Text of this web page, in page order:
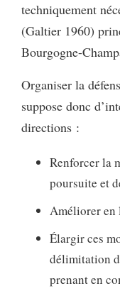
techniquement
(Galtier 1960)
Bourgogne-
Organiser la
suppose donc
directions :
Renforcer la
poursuite et
Améliorer en
Élargir ces
délimitation
prenant en